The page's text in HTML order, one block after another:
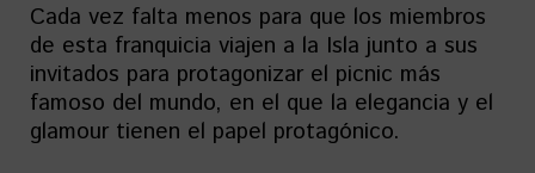
Cada vez falta menos para que los miembros
de esta franquicia viajen a la Isla junto a sus
invitados para protagonizar el picnic más
famoso del mundo, en el que la elegancia y el
glamour tienen el papel protagónico.